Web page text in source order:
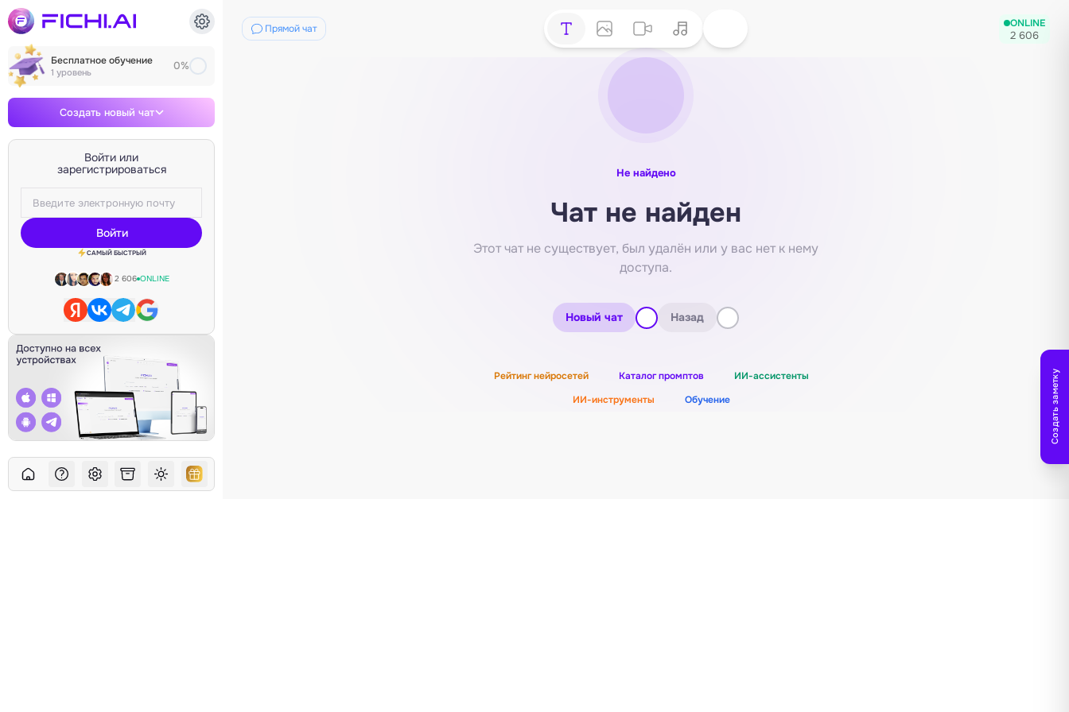
Бесплатное обучение
1 уровень 0%
Создать новый чат
Войти или
зарегистрироваться
Войти
САМЫЙ БЫСТРЫЙ
2 606 ONLINE
Прямой чат ONLINE
2 606
Не найдено
Чат не найден
Этот чат не существует, был удалён или у вас нет к нему
доступа.
Новый чат Назад
Рейтинг нейросетей Каталог промптов
ИИ-ассистенты
ИИ-инструменты
Обучение Создать заметку